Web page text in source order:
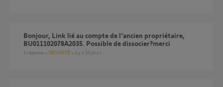
Bonjour, Link lié au compte de l'ancien propriétaire,
BU011102078A2035. Possible de dissocier?merci
1 réponse SÉCURITÉ il y a 20 jours